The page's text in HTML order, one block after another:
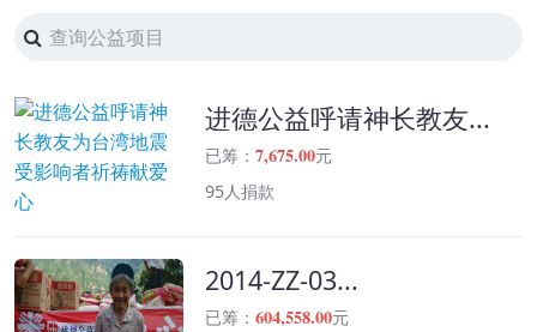
进德公益呼请神长教友...
已筹： 7,675.00元
95人捐款
2014-ZZ-03...
已筹： 604,558.00元